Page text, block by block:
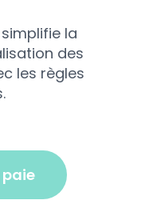
la
des
les règles
paie